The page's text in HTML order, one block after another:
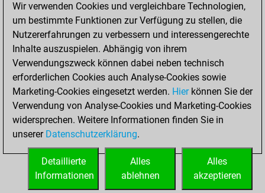
Bauernopfer
1
Matt auf vollem Brett
0
Bauer setzt Matt
Erstickte Matts
Unterverwandlungen
0
Türme auf der siebten
0
STARTSEITE
Wir verwenden Cookies und vergleichbare Technologien,
um bestimmte Funktionen zur Verfügung zu stellen, die
Nutzererfahrungen zu verbessern und interessengerechte
Inhalte auszuspielen. Abhängig von ihrem
Verwendungszweck können dabei neben technisch
erforderlichen Cookies auch Analyse-Cookies sowie
Marketing-Cookies eingesetzt werden. Hierkönnen Sie der
Verwendung von Analyse-Cookies und Marketing-Cookies
widersprechen. Weitere Informationen finden Sie in
unserer Datenschutzerklärung.
Alles
akzeptieren
Alles
ablehnen
Detaillierte
Informationen